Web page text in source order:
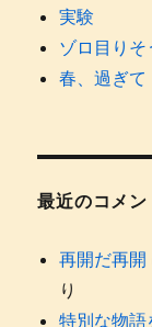
実験
ゾロ目りそ
春、過ぎて
最近のコメン
再開だ再開
り
特別な物語